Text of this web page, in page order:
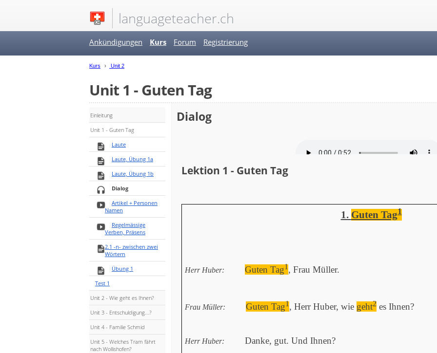
languageteacher.ch
Ankündigungen Kurs Forum Registrierung
Kurs Unit 2
Unit 1 - Guten Tag
Einleitung
Unit 1 - Guten Tag
Laute
Laute, Übung 1a
Laute, Übung 1b
Dialog
Artikel + Personen
Namen
Regelmässige
Verben, Präsens
2.1 -n- zwischen zwei
Wörtern
Übung 1
Test 1
Unit 2 - Wie geht es Ihnen?
Unit 3 - Entschuldigung...?
Unit 4 - Familie Schmid
Unit 5 - Welches Tram fährt
nach Wollishofen?
Dialog
Lektion 1 - Guten Tag
1. Guten Tag1
Herr Huber: Guten Tag1, Frau Müller.
Frau Müller: Guten Tag1, Herr Huber, wie geht2es Ihnen?
Herr Huber: Danke, gut. Und Ihnen?